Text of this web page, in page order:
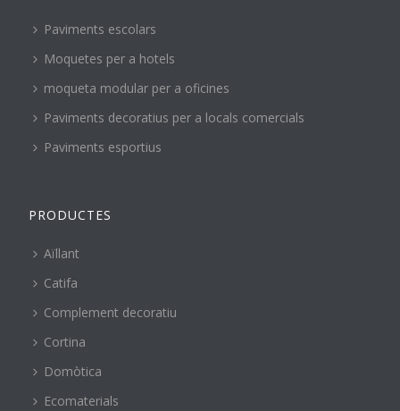
Paviments escolars
Moquetes per a hotels
moqueta modular per a oficines
Paviments decoratius per a locals comercials
Paviments esportius
PRODUCTES
Aïllant
Catifa
Complement decoratiu
Cortina
Domòtica
Ecomaterials